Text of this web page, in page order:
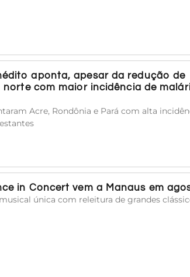
aponta, apesar da redução de
norte com maior incidência de
Acre, Rondônia e Pará com alta
in Concert vem a Manaus em
única com releitura de grandes